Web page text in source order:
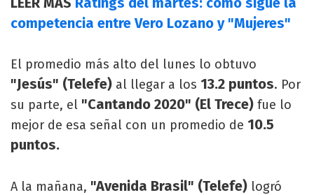
competencia entre Vero Lozano y "Mujeres"
El promedio más alto del lunes lo obtuvo
"Jesús" (Telefe) al llegar a los 13.2 puntos. Por
su parte, el "Cantando 2020" (El Trece) fue lo
mejor de esa señal con un promedio de 10.5
puntos.
A la mañana, "Avenida Brasil" (Telefe) logró